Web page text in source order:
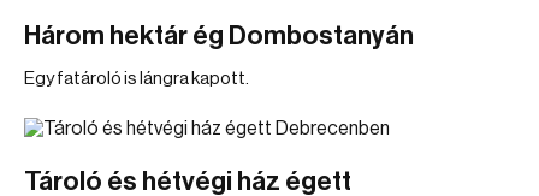
Három hektár ég Dombostanyán
Egy fatároló is lángra kapott.
Tároló és hétvégi ház égett